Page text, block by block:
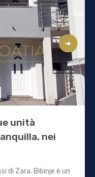
unità
nei
di Zara. Bibinje è un